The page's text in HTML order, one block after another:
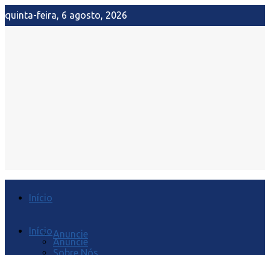
quinta-feira, 6 agosto, 2026
Início
Anuncie
Início
Anuncie
Sobre Nós